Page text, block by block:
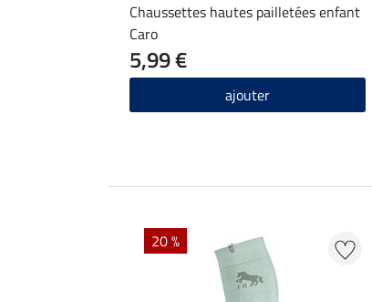
Chaussettes hautes pailletées enfant
Caro
5,99 €
ajouter
20 %